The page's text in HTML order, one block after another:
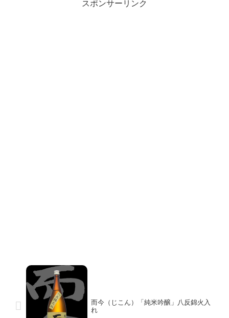
スポンサーリンク
而今（じこん）「純米吟醸」八反錦火入
れ